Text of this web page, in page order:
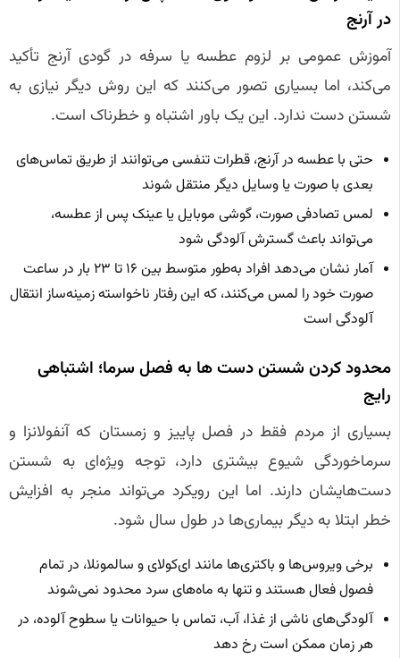
در آرنج
آموزش عمومی بر لزوم عطسه یا سرفه در گودی آرنج تأکید
می‌کند، اما بسیاری تصور می‌کنند که این روش دیگر نیازی به
شستن دست ندارد. این یک باور اشتباه و خطرناک است.
حتی با عطسه در آرنج، قطرات تنفسی می‌توانند از طریق تماس‌های
بعدی با صورت یا وسایل دیگر منتقل شوند
لمس تصادفی صورت، گوشی موبایل یا عینک پس از عطسه،
می‌تواند باعث گسترش آلودگی شود
آمار نشان می‌دهد افراد به‌طور متوسط بین ۱۶ تا ۲۳ بار در ساعت
صورت خود را لمس می‌کنند، که این رفتار ناخواسته زمینه‌ساز انتقال
آلودگی است
محدود کردن شستن دست‌ ها به فصل سرما؛ اشتباهی
رایج
بسیاری از مردم فقط در فصل پاییز و زمستان که آنفولانزا و
سرماخوردگی شیوع بیشتری دارد، توجه ویژه‌ای به شستن
دست‌هایشان دارند. اما این رویکرد می‌تواند منجر به افزایش
خطر ابتلا به دیگر بیماری‌ها در طول سال شود.
برخی ویروس‌ها و باکتری‌ها مانند ای‌کولای و سالمونلا، در تمام
فصول فعال هستند و تنها به ماه‌های سرد محدود نمی‌شوند
آلودگی‌های ناشی از غذا، آب، تماس با حیوانات یا سطوح آلوده، در
هر زمان ممکن است رخ دهد